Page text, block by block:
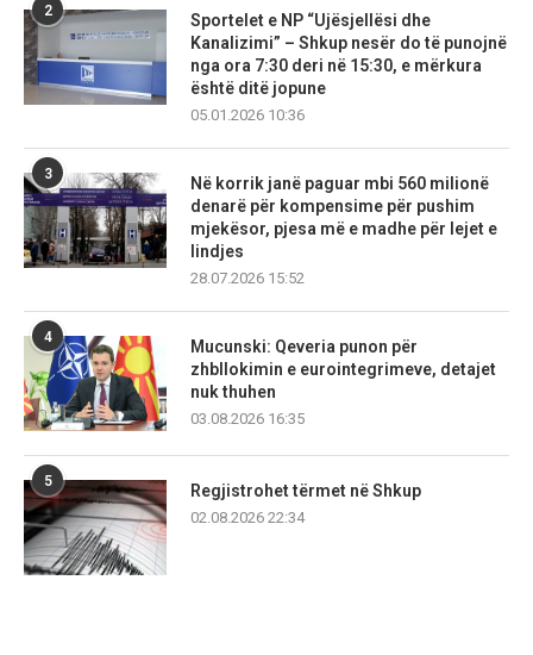
2
Sportelet e NP “Ujësjellësi dhe
Kanalizimi” – Shkup nesër do të punojnë
nga ora 7:30 deri në 15:30, e mërkura
është ditë jopune
05.01.2026 10:36
3
Në korrik janë paguar mbi 560 milionë
denarë për kompensime për pushim
mjekësor, pjesa më e madhe për lejet e
lindjes
28.07.2026 15:52
4
Mucunski: Qeveria punon për
zhbllokimin e eurointegrimeve, detajet
nuk thuhen
03.08.2026 16:35
5
Regjistrohet tërmet në Shkup
02.08.2026 22:34